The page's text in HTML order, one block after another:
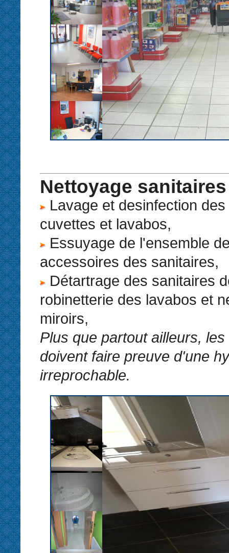
Nettoyage sanitaires
Lavage et desinfection
cuvettes et lavabos,
Essuyage de l'ensemble
accessoires des sanitaires,
Détartrage des sanitaires
robinetterie des lavabos et
miroirs,
Plus que partout ailleurs,
doivent faire preuve d'une
irreprochable.